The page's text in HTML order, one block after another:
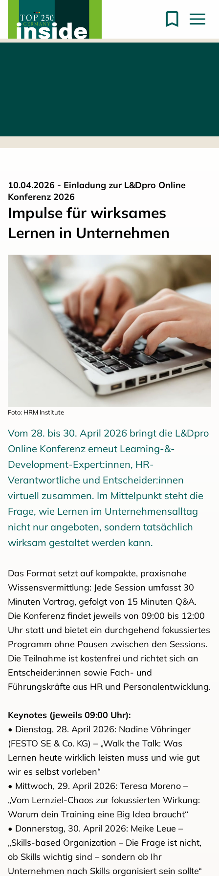
10.04.2026 - Einladung zur L&Dpro Online
Konferenz 2026
Impulse für wirksames
Lernen in Unternehmen
Foto: HRM Institute
Vom 28. bis 30. April 2026 bringt die L&Dpro
Online Konferenz erneut Learning-&-
Development-Expert:innen, HR-
Verantwortliche und Entscheider:innen
virtuell zusammen. Im Mittelpunkt steht die
Frage, wie Lernen im Unternehmensalltag
nicht nur angeboten, sondern tatsächlich
wirksam gestaltet werden kann.
Das Format setzt auf kompakte, praxisnahe
Wissensvermittlung: Jede Session umfasst 30
Minuten Vortrag, gefolgt von 15 Minuten Q&A.
Die Konferenz findet jeweils von 09:00 bis 12:00
Uhr statt und bietet ein durchgehend fokussiertes
Programm ohne Pausen zwischen den Sessions.
Die Teilnahme ist kostenfrei und richtet sich an
Entscheider:innen sowie Fach- und
Führungskräfte aus HR und Personalentwicklung.
Keynotes (jeweils 09:00 Uhr):
• Dienstag, 28. April 2026: Nadine Vöhringer
(FESTO SE & Co. KG) – „Walk the Talk: Was
Lernen heute wirklich leisten muss und wie gut
wir es selbst vorleben“
• Mittwoch, 29. April 2026: Teresa Moreno –
„Vom Lernziel-Chaos zur fokussierten Wirkung:
Warum dein Training eine Big Idea braucht“
• Donnerstag, 30. April 2026: Meike Leue –
„Skills-based Organization – Die Frage ist nicht,
ob Skills wichtig sind – sondern ob Ihr
Unternehmen nach Skills organisiert sein sollte“